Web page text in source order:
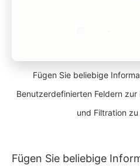
Fügen Sie beliebige
Benutzerdefinierten Feldern
und Filtration
Fügen Sie beliebige